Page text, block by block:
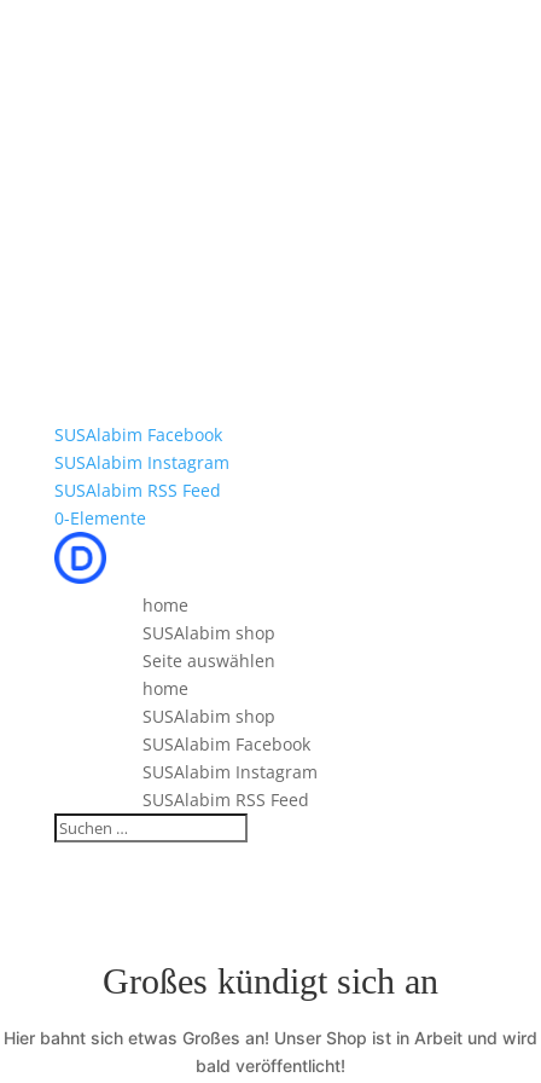
SUSAlabim Facebook
SUSAlabim Instagram
SUSAlabim RSS Feed
0-Elemente
home
SUSAlabim shop
Seite auswählen
home
SUSAlabim shop
SUSAlabim Facebook
SUSAlabim Instagram
SUSAlabim RSS Feed
Großes kündigt sich an
Hier bahnt sich etwas Großes an! Unser Shop ist in Arbeit und wird
bald veröffentlicht!